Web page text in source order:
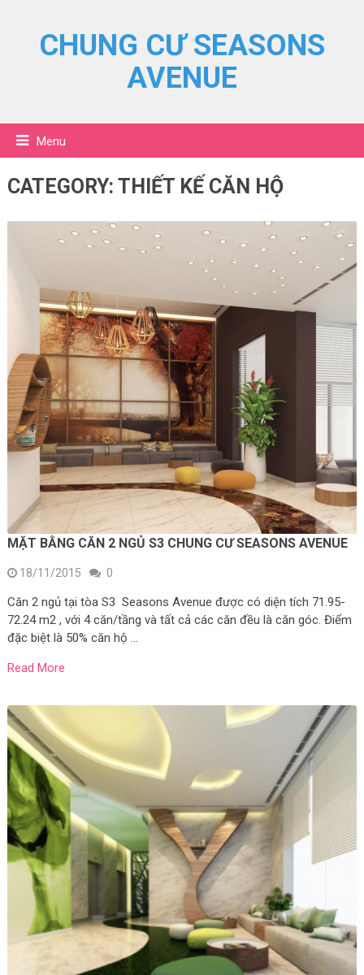
CHUNG CƯ SEASONS
AVENUE
Menu
CATEGORY: THIẾT KẾ CĂN HỘ
MẶT BẰNG CĂN 2 NGỦ S3 CHUNG CƯ SEASONS AVENUE
18/11/2015 0
Căn 2 ngủ tại tòa S3 Seasons Avenue được có diện tích 71.95-
72.24 m2 , với 4 căn/tầng và tất cả các căn đều là căn góc. Điểm
đặc biệt là 50% căn hộ …
Read More